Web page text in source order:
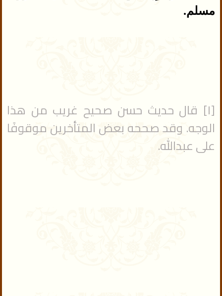
مسلم.
[١] قال حديث حسن صحيح غريب من هذا
الوجه. وقد صححه بعض المتأخرين موقوفًا
على عبدالله.